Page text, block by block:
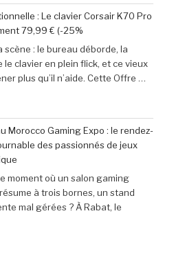
: Le clavier Corsair K70 Pro
79,99 € (-25%
scène : le bureau déborde, la
le clavier en plein flick, et ce vieux
plus qu’il n’aide. Cette Offre …
Morocco Gaming Expo : le rendez-
des passionnés de jeux
moment où un salon gaming
à trois bornes, un stand
mal gérées ? À Rabat, le